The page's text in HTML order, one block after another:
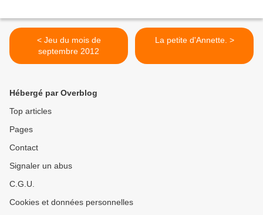
< Jeu du mois de
septembre 2012
La petite d'Annette. >
Hébergé par Overblog
Top articles
Pages
Contact
Signaler un abus
C.G.U.
Cookies et données personnelles